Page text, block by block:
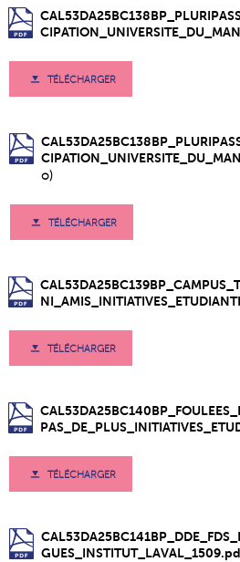
TÉLÉCHARGER
o)
TÉLÉCHARGER
TÉLÉCHARGER
TÉLÉCHARGER